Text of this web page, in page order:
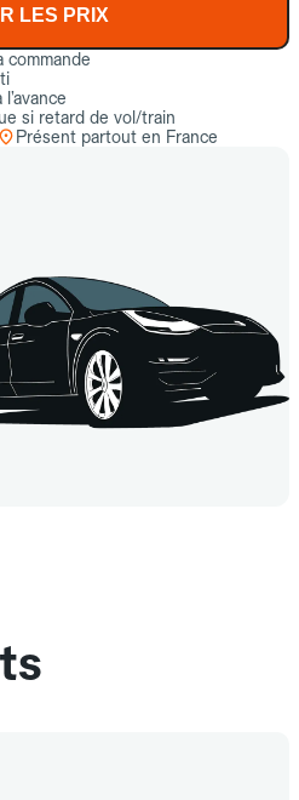
LES PRIX
commande
si retard de vol/train
Présent partout en France